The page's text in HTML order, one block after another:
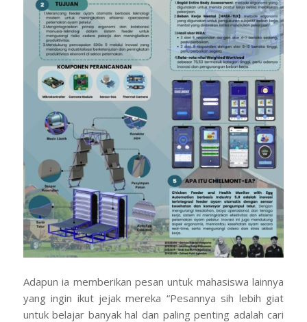
Adapun ia memberikan pesan untuk mahasiswa lainnya
yang ingin ikut jejak mereka “Pesannya sih lebih giat
untuk belajar banyak hal dan paling penting adalah cari